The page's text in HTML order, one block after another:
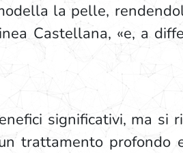
la pelle,
Castellana, «e, a
significativi, ma si
trattamento profondo